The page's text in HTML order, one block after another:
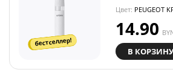
бестселлер!
Цвет: PEUGEOT
14.90
В КОРЗИНУ